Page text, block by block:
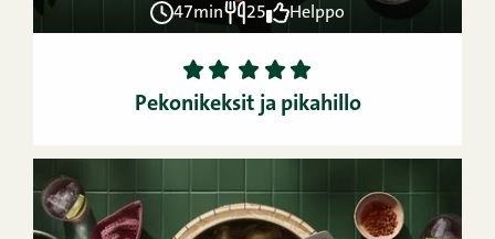
47min 25 Helppo
1 2 3 4
5
Pekonikeksit ja pikahillo